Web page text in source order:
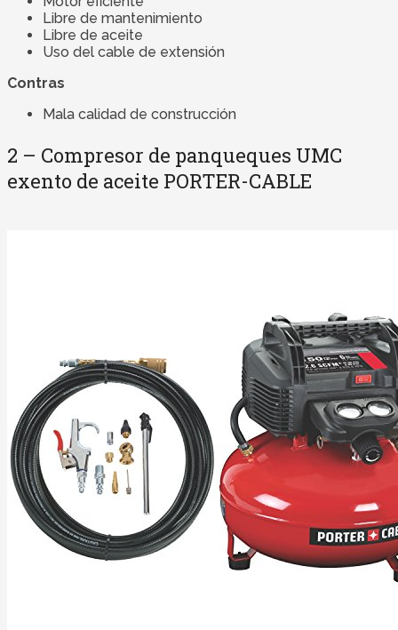
Libre de mantenimiento
Libre de aceite
Uso del cable de extensión
Contras
Mala calidad de construcción
2 – Compresor de panqueques UMC
exento de aceite PORTER-CABLE